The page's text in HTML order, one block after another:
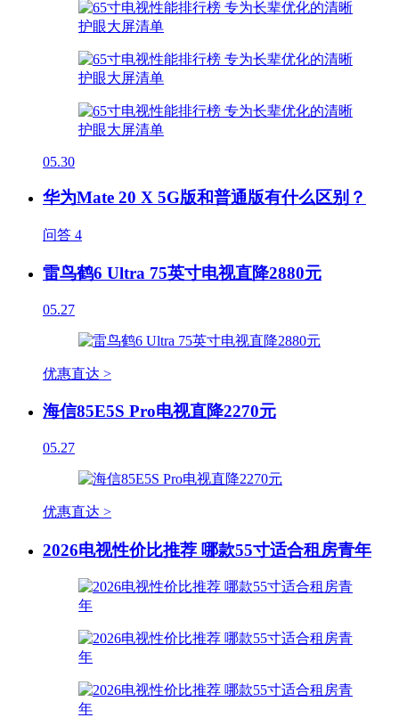
05.30
华为Mate 20 X 5G版和普通版有什么区别？
问答 4
雷鸟鹤6 Ultra 75英寸电视直降2880元
05.27
优惠直达 >
海信85E5S Pro电视直降2270元
05.27
优惠直达 >
2026电视性价比推荐 哪款55寸适合租房青年